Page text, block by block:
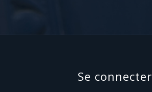
se connecter